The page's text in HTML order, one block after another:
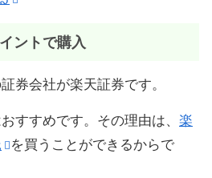
ントで購入
券会社が楽天証券です。
すすめです。その理由は、 楽
を買うことができるからで